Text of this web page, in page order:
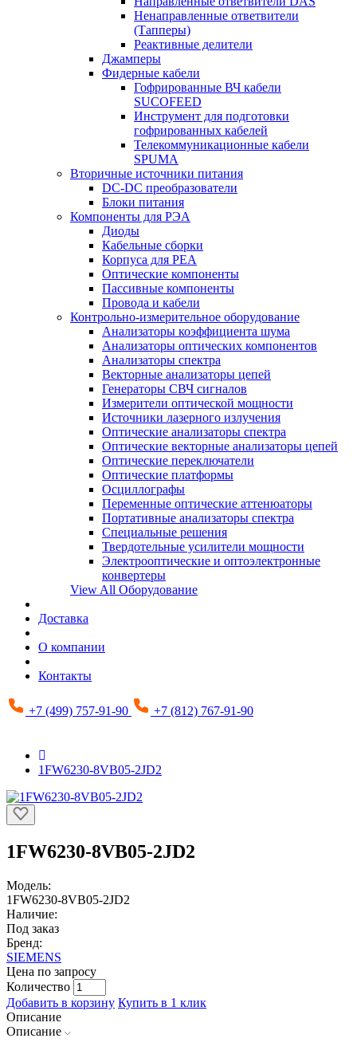
Ненаправленные ответвители
(Тапперы)
Реактивные делители
Джамперы
Фидерные кабели
Гофрированные ВЧ кабели
SUCOFEED
Инструмент для подготовки
гофрированных кабелей
Телекоммуникационные кабели
SPUMA
Вторичные источники питания
DC-DC преобразователи
Блоки питания
Компоненты для РЭА
Диоды
Кабельные сборки
Корпуса для РЕА
Оптические компоненты
Пассивные компоненты
Провода и кабели
Контрольно-измерительное оборудование
Анализаторы коэффициента шума
Анализаторы оптических компонентов
Анализаторы спектра
Векторные анализаторы цепей
Генераторы СВЧ сигналов
Измерители оптической мощности
Источники лазерного излучения
Оптические анализаторы спектра
Оптические векторные анализаторы цепей
Оптические переключатели
Оптические платформы
Осциллографы
Переменные оптические аттенюаторы
Портативные анализаторы спектра
Специальные решения
Твердотельные усилители мощности
Электрооптические и оптоэлектронные
конвертеры
View All Оборудование
Доставка
О компании
Контакты
+7 (499) 757-91-90 +7 (812) 767-91-90
1FW6230-8VB05-2JD2
1FW6230-8VB05-2JD2
Модель:
1FW6230-8VB05-2JD2
Наличие:
Под заказ
Бренд:
SIEMENS
Цена по запросу
Количество
Добавить в корзину Купить в 1 клик
Описание
Описание